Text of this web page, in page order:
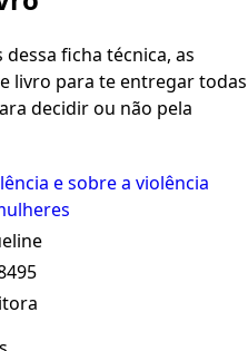
ficha técnica, as
livro para te entregar todas
decidir ou não pela
e sobre a violência